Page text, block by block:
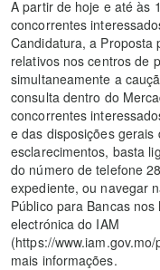
A partir de hoje e até às
concorrentes
Candidatura, a Proposta
relativos nos centros de
simultaneamente a
consulta dentro do
concorrentes
e das disposições
esclarecimentos, basta
do número de telefone
expediente, ou navegar
Público para Bancas
electrónica do IAM
(https://
mais informações.